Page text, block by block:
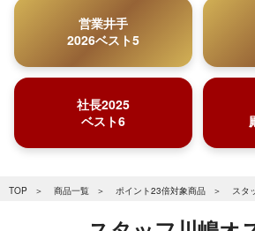
営業井手
2026ベスト5
社長2025
ベスト6
TOP 商品一覧 ポイント23倍対象商品 スタ